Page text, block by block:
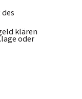
klären
oder